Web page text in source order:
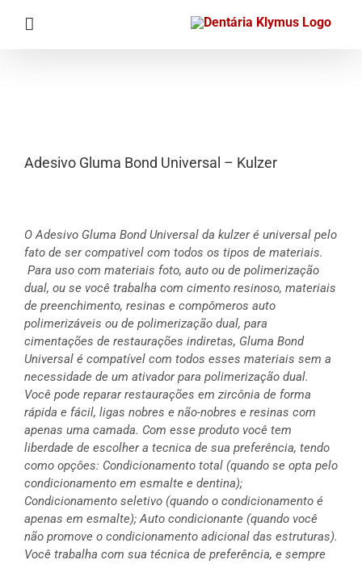
Adesivo Gluma Bond Universal – Kulzer
O Adesivo Gluma Bond Universal da kulzer é universal pelo
fato de ser compativel com todos os tipos de materiais.
Para uso com materiais foto, auto ou de polimerização
dual, ou se você trabalha com cimento resinoso, materiais
de preenchimento, resinas e compômeros auto
polimerizáveis ou de polimerização dual, para
cimentações de restaurações indiretas, Gluma Bond
Universal é compatível com todos esses materiais sem a
necessidade de um ativador para polimerização dual.
Você pode reparar restaurações em zircônia de forma
rápida e fácil, ligas nobres e não-nobres e resinas com
apenas uma camada. Com esse produto você tem
liberdade de escolher a tecnica de sua preferência, tendo
como opçôes: Condicionamento total (quando se opta pelo
condicionamento em esmalte e dentina);
Condicionamento seletivo (quando o condicionamento é
apenas em esmalte); Auto condicionante (quando você
não promove o condicionamento adicional das estruturas).
Você trabalha com sua técnica de preferência, e sempre